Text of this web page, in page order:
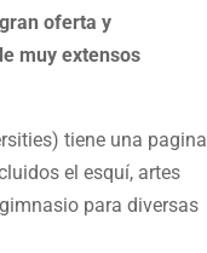
oferta y
muy extensos
tiene una pagina
el esquí, artes
para diversas